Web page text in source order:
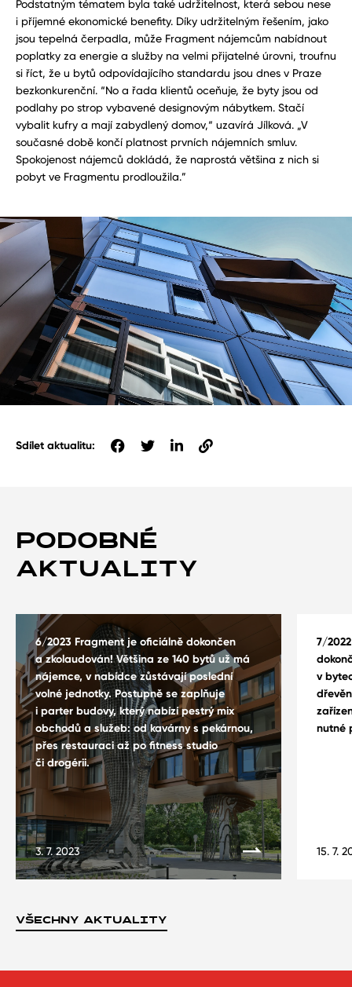
Podstatným tématem byla také udržitelnost, která sebou nese
i příjemné ekonomické benefity. Díky udržitelným řešením, jako
jsou tepelná čerpadla, může Fragment nájemcům nabídnout
poplatky za energie a služby na velmi přijatelné úrovni, troufnu
si říct, že u bytů odpovídajícího standardu jsou dnes v Praze
bezkonkurenční. “No a řada klientů oceňuje, že byty jsou od
podlahy po strop vybavené designovým nábytkem. Stačí
vybalit kufry a mají zabydlený domov,“ uzavírá Jílková. „V
současné době končí platnost prvních nájemních smluv.
Spokojenost nájemců dokládá, že naprostá většina z nich si
pobyt ve Fragmentu prodloužila.”
Sdílet aktualitu:
PODOBNÉ
AKTUALITY
6/2023 Fragment je oficiálně dokončen
a zkolaudován! Většina ze 140 bytů už má
nájemce, v nabídce zůstávají poslední
volné jednotky. Postupně se zaplňuje
i parter budovy, který nabízí pestrý mix
obchodů a služeb: od kavárny s pekárnou,
přes restauraci až po fitness studio
či drogérii.
3. 7. 2023
7/
v
nutné
15. 7.
VŠECHNY AKTUALITY